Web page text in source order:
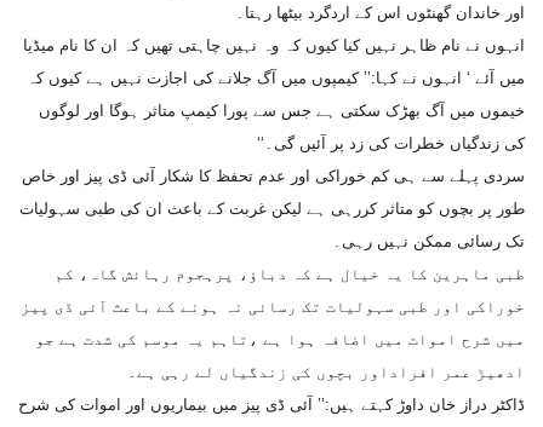
اور خاندان گھنٹوں اس کے اردگرد بیٹھا رہتا۔
انہوں نے نام ظاہر نہیں کیا کیوں کہ وہ نہیں چاہتی تھیں کہ ان کا نام میڈیا
میں آئے ‘ انہوں نے کہا:’’ کیمپوں میں آگ جلانے کی اجازت نہیں ہے کیوں کہ
خیموں میں آگ بھڑک سکتی ہے جس سے پورا کیمپ متاثر ہوگا اور لوگوں
کی زندگیاں خطرات کی زد پر آئیں گی۔‘‘
سردی پہلے سے ہی کم خوراکی اور عدم تحفظ کا شکار آئی ڈی پیز اور خاص
طور پر بچوں کو متاثر کررہی ہے لیکن غربت کے باعث ان کی طبی سہولیات
تک رسائی ممکن نہیں رہی۔
طبی ماہرین کا یہ خیال ہے کہ دباؤ، پرہجوم رہائش گاہ، کم
خوراکی اور طبی سہولیات تک رسائی نہ ہونے کے باعث آئی ڈی پیز
میں شرح اموات میں اضافہ ہوا ہے ،تاہم یہ موسم کی شدت ہے جو
ادھیڑ عمر افراداور بچوں کی زندگیاں لے رہی ہے۔
ڈاکٹر دراز خان داوڑ کہتے ہیں:’’ آئی ڈی پیز میں بیماریوں اور اموات کی شرح